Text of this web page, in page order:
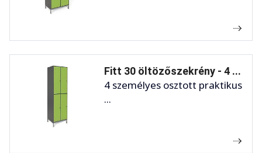
Fitt 30 öltözőszekrény - 4 ...
4 személyes osztott praktikus
...